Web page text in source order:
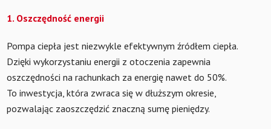
1. Oszczędność energii
Pompa ciepła jest niezwykle efektywnym źródłem ciepła.
Dzięki wykorzystaniu energii z otoczenia zapewnia
oszczędności na rachunkach za energię nawet do 50%.
To inwestycja, która zwraca się w dłuższym okresie,
pozwalając zaoszczędzić znaczną sumę pieniędzy.